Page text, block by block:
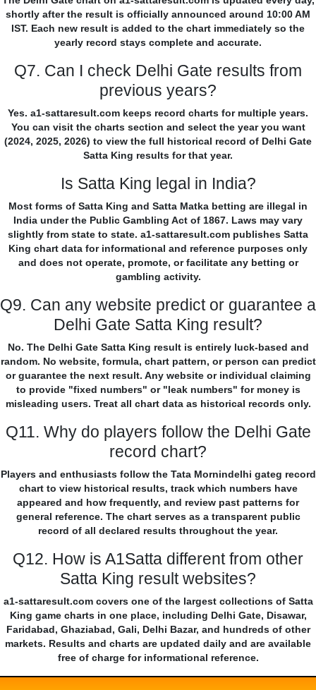
shortly after the result is officially announced around 10:00 AM
IST. Each new result is added to the chart immediately so the
yearly record stays complete and accurate.
Q7. Can I check Delhi Gate results from
previous years?
Yes. a1-sattaresult.com keeps record charts for multiple years.
You can visit the charts section and select the year you want
(2024, 2025, 2026) to view the full historical record of Delhi Gate
Satta King results for that year.
Is Satta King legal in India?
Most forms of Satta King and Satta Matka betting are illegal in
India under the Public Gambling Act of 1867. Laws may vary
slightly from state to state. a1-sattaresult.com publishes Satta
King chart data for informational and reference purposes only
and does not operate, promote, or facilitate any betting or
gambling activity.
Q9. Can any website predict or guarantee a
Delhi Gate Satta King result?
No. The Delhi Gate Satta King result is entirely luck-based and
random. No website, formula, chart pattern, or person can predict
or guarantee the next result. Any website or individual claiming
to provide "fixed numbers" or "leak numbers" for money is
misleading users. Treat all chart data as historical records only.
Q11. Why do players follow the Delhi Gate
record chart?
Players and enthusiasts follow the Tata Mornindelhi gateg record
chart to view historical results, track which numbers have
appeared and how frequently, and review past patterns for
general reference. The chart serves as a transparent public
record of all declared results throughout the year.
Q12. How is A1Satta different from other
Satta King result websites?
a1-sattaresult.com covers one of the largest collections of Satta
King game charts in one place, including Delhi Gate, Disawar,
Faridabad, Ghaziabad, Gali, Delhi Bazar, and hundreds of other
markets. Results and charts are updated daily and are available
free of charge for informational reference.